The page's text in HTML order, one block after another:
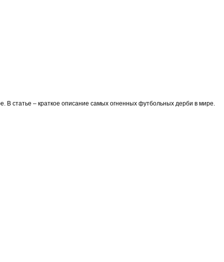
В статье – краткое описание самых огненных футбольных дерби в мире.